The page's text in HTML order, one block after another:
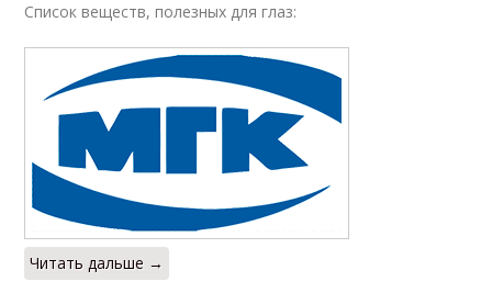
Список веществ, полезных для глаз:
Читать дальше →